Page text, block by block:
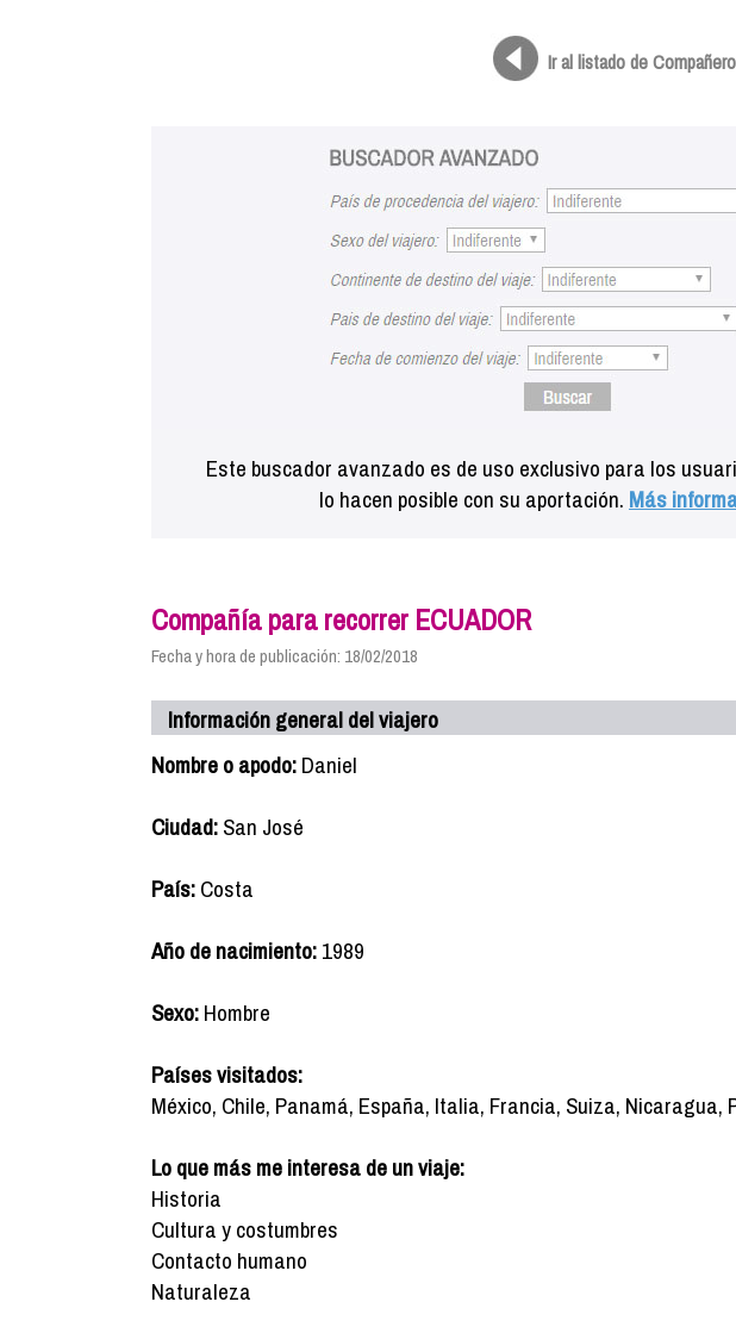
Ir al listado de
Este buscador avanzado es de uso exclusivo para los
lo hacen posible con su aportación. Más
Compañía para recorrer ECUADOR
Fecha y hora de publicación: 18/02/2018
Información general del viajero
Nombre o apodo:Daniel
Ciudad:San José
País:Costa
Año de nacimiento:1989
Sexo:Hombre
Países visitados:
México, Chile, Panamá, España, Italia, Francia, Suiza, Nicaragua,
Lo que más me interesa de un viaje:
Historia
Cultura y costumbres
Contacto humano
Naturaleza